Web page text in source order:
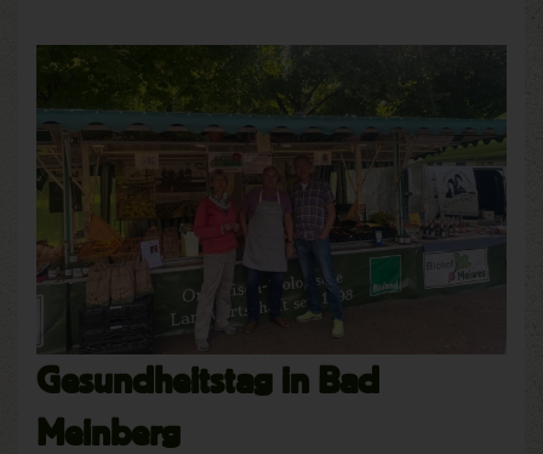
Gesundheitstag in Bad
Meinberg